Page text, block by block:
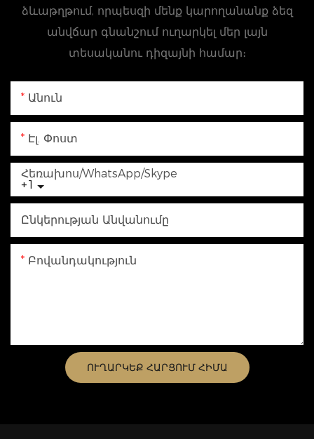
ձևաթղթում, որպեսզի մենք կարողանանք ձեզ
անվճար գնանշում ուղարկել մեր լայն
տեսականու դիզայնի համար։
Անուն
Էլ. Փոստ
+1
Հեռախոս/WhatsApp/Skype
Ընկերության Անվանումը
Բովանդակություն
ՈՒՂԱՐԿԵՔ ՀԱՐՑՈՒՄ ՀԻՄԱ